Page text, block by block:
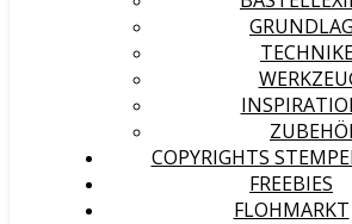
COPYRIGHTS
FREEBIES
FLOHMARKT